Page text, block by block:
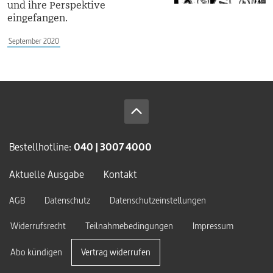
und ihre Perspektive
eingefangen.
September 2020
Bestellhotline: 040 | 3007 4000
Aktuelle Ausgabe
Kontakt
AGB Datenschutz
Datenschutzeinstellungen
Widerrufsrecht
Teilnahmebedingungen Impressum
Abo kündigen Vertrag widerrufen